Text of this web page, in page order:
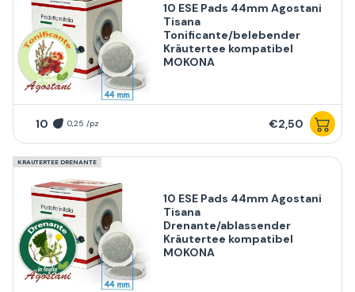
10 ESE Pads 44mm Agostani
Tisana
Tonificante/belebender
Kräutertee kompatibel
MOKONA
10 0,25 /pz €2,50
KRAUTERTEE DRENANTE
10 ESE Pads 44mm Agostani
Tisana
Drenante/ablassender
Kräutertee kompatibel
MOKONA